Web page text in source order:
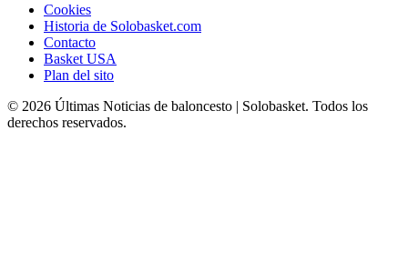
Cookies
Historia de Solobasket.com
Contacto
Basket USA
Plan del sito
© 2026 Últimas Noticias de baloncesto | Solobasket. Todos los
derechos reservados.